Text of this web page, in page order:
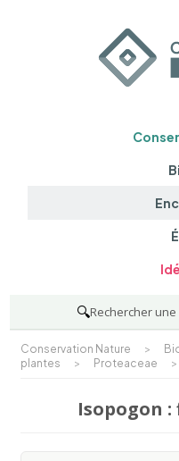
🔍Rechercher
Conservation Nature >
plantes
> Proteaceae >
Isopogon